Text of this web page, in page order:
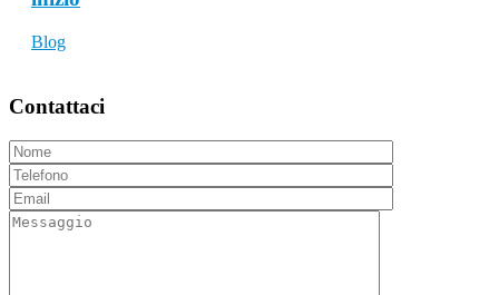
Blog
Contattaci